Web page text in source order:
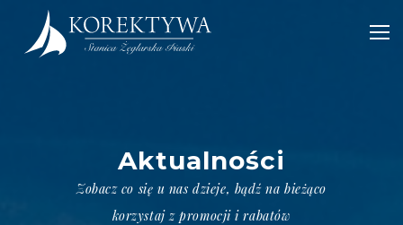
POWRÓT
Aktualności
Zobacz co się u nas dzieje, bądź na bieżąco
korzystaj z promocji i rabatów